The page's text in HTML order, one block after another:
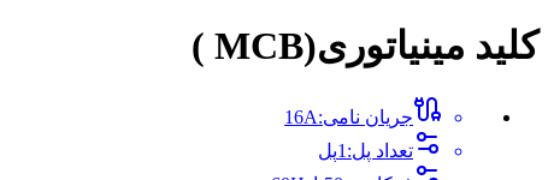
کلید مینیاتوری(MCB )
جریان نامی:
16A
تعداد پل:
1پل